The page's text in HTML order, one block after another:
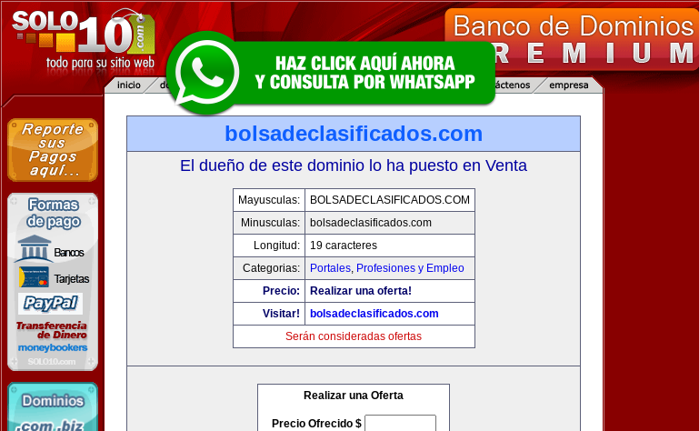
bolsadeclasificados.com
El dueño de este dominio lo ha puesto en Venta
Mayusculas:
BOLSADECLASIFICADOS.COM
Minusculas:
bolsadeclasificados.com
Longitud:
19 caracteres
Categorias:
Portales, Profesiones y Empleo
Precio:
Realizar una oferta!
Visitar!
bolsadeclasificados.com
Serán consideradas ofertas
Realizar una Oferta
Precio Ofrecido $